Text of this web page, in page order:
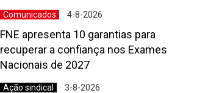
Comunicados 4-8-2026
FNE apresenta 10 garantias para
recuperar a confiança nos Exames
Nacionais de 2027
Ação sindical 3-8-2026